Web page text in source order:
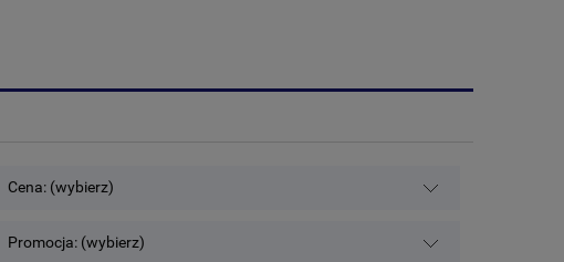
Cena: (wybierz)
Promocja: (wybierz)